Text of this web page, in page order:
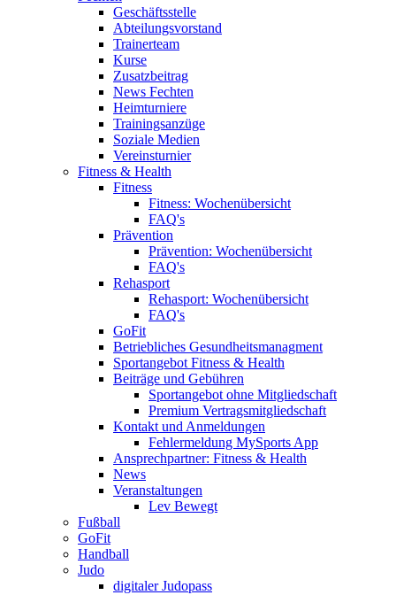
Geschäftsstelle
Abteilungsvorstand
Trainerteam
Kurse
Zusatzbeitrag
News Fechten
Heimturniere
Trainingsanzüge
Soziale Medien
Vereinsturnier
Fitness & Health
Fitness
Fitness: Wochenübersicht
FAQ's
Prävention
Prävention: Wochenübersicht
FAQ's
Rehasport
Rehasport: Wochenübersicht
FAQ's
GoFit
Betriebliches Gesundheitsmanagment
Sportangebot Fitness & Health
Beiträge und Gebühren
Sportangebot ohne Mitgliedschaft
Premium Vertragsmitgliedschaft
Kontakt und Anmeldungen
Fehlermeldung MySports App
Ansprechpartner: Fitness & Health
News
Veranstaltungen
Lev Bewegt
Fußball
GoFit
Handball
Judo
digitaler Judopass